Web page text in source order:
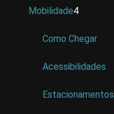
Mobilidade4
Como Chegar
Acessibilidades
Estacionamentos